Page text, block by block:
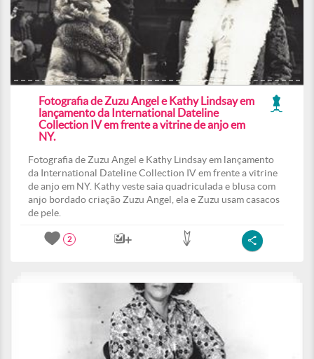
Fotografia de Zuzu Angel e Kathy Lindsay em
lançamento da International Dateline
Collection IV em frente a vitrine de anjo em
NY.
Fotografia de Zuzu Angel e Kathy Lindsay em lançamento
da International Dateline Collection IV em frente a vitrine
de anjo em NY. Kathy veste saia quadriculada e blusa com
anjo bordado criação Zuzu Angel, ela e Zuzu usam casacos
de pele.
2